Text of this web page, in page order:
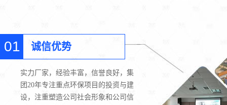
01 诚信优势
实力厂家，经验丰富，信誉良好，集
团20年专注重点环保项目的投资与建
设，注重塑造公司社会形象和公司信